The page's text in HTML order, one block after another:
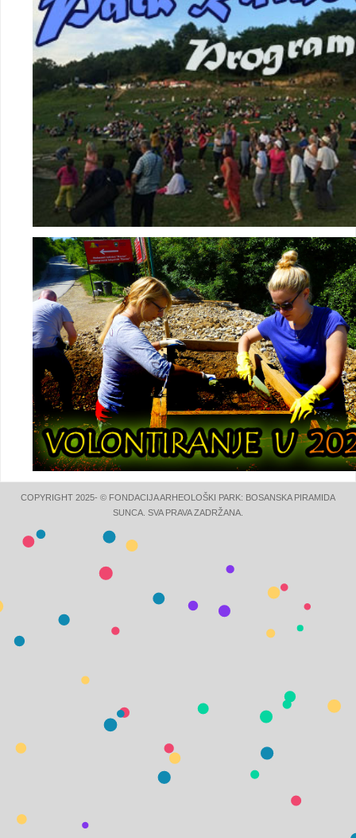
COPYRIGHT 2025- © FONDACIJA ARHEOLOŠKI PARK: BOSANSKA PIRAMIDA
SUNCA. SVA PRAVA ZADRŽANA.